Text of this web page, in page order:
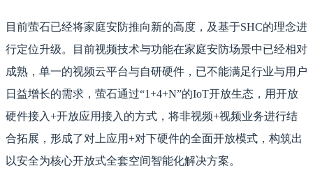
目前萤石已经将家庭安防推向新的高度，及基于SHC的理念进
行定位升级。目前视频技术与功能在家庭安防场景中已经相对
成熟，单一的视频云平台与自研硬件，已不能满足行业与用户
日益增长的需求，萤石通过“1+4+N”的IoT开放生态，用开放
硬件接入+开放应用接入的方式，将非视频+视频业务进行结
合拓展，形成了对上应用+对下硬件的全面开放模式，构筑出
以安全为核心开放式全套空间智能化解决方案。